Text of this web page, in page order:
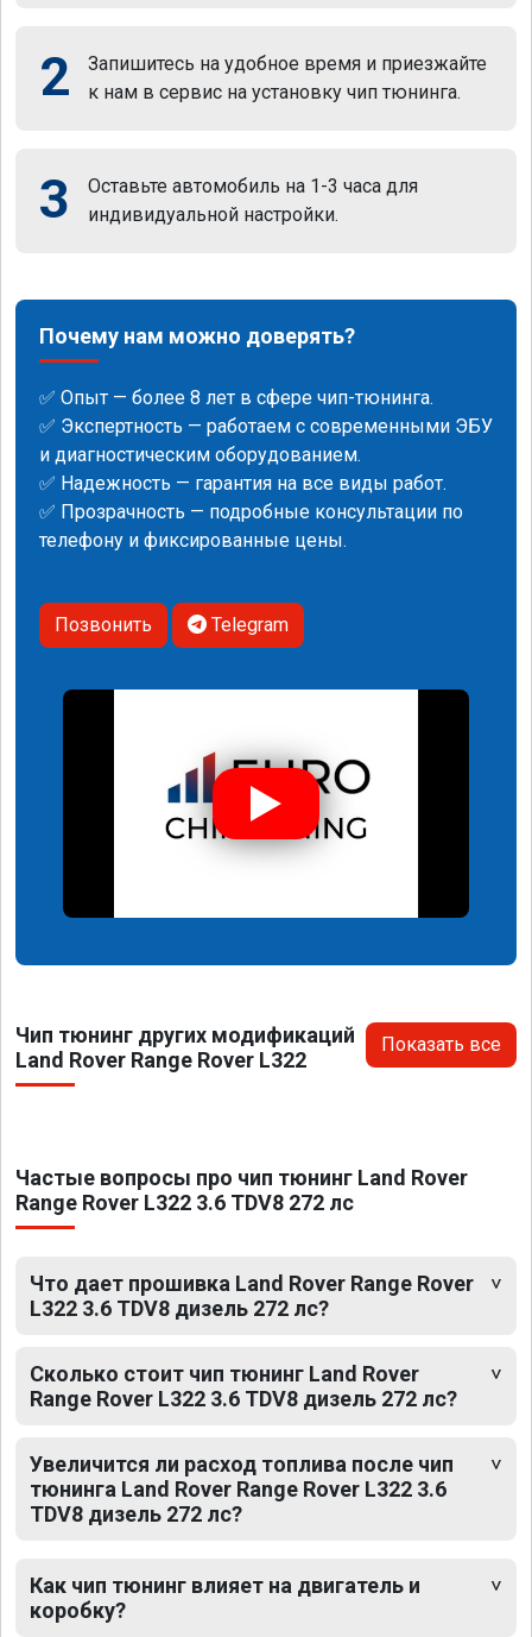
2
Запишитесь на удобное время и приезжайте
к нам в сервис на установку чип тюнинга.
3
Оставьте автомобиль на 1-3 часа для
индивидуальной настройки.
Почему нам можно доверять?
✅ Опыт — более 8 лет в сфере чип-тюнинга.
✅ Экспертность — работаем с современными ЭБУ
и диагностическим оборудованием.
✅ Надежность — гарантия на все виды работ.
✅ Прозрачность — подробные консультации по
телефону и фиксированные цены.
Позвонить Telegram
Чип тюнинг других модификаций
Land Rover Range Rover L322
Показать все
Частые вопросы про чип тюнинг Land Rover
Range Rover L322 3.6 TDV8 272 лс
Что дает прошивка Land Rover Range Rover
L322 3.6 TDV8 дизель 272 лс?
Сколько стоит чип тюнинг Land Rover
Range Rover L322 3.6 TDV8 дизель 272 лс?
Увеличится ли расход топлива после чип
тюнинга Land Rover Range Rover L322 3.6
TDV8 дизель 272 лс?
Как чип тюнинг влияет на двигатель и
коробку?